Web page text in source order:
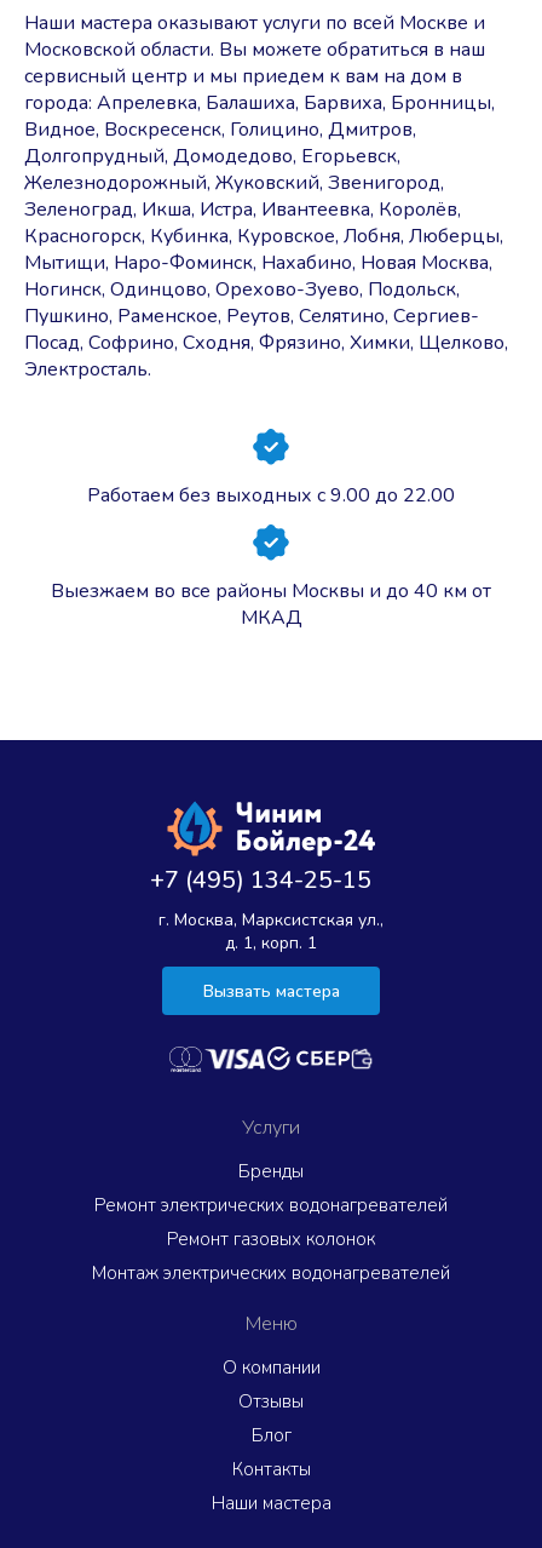
Наши мастера оказывают услуги по всей Москве и
Московской области. Вы можете обратиться в наш
сервисный центр и мы приедем к вам на дом в
города: Апрелевка, Балашиха, Барвиха, Бронницы,
Видное, Воскресенск, Голицино, Дмитров,
Долгопрудный, Домодедово, Егорьевск,
Железнодорожный, Жуковский, Звенигород,
Зеленоград, Икша, Истра, Ивантеевка, Королёв,
Красногорск, Кубинка, Куровское, Лобня, Люберцы,
Мытищи, Наро-Фоминск, Нахабино, Новая Москва,
Ногинск, Одинцово, Орехово-Зуево, Подольск,
Пушкино, Раменское, Реутов, Селятино, Сергиев-
Посад, Софрино, Сходня, Фрязино, Химки, Щелково,
Электросталь.
Работаем без выходных с 9.00 до 22.00
Выезжаем во все районы Москвы и до 40 км от
МКАД
Вызвать мастера
+7 (495) 134-25-15
г. Москва, Марксистская ул.,
д. 1, корп. 1
Меню
О компании
Отзывы
Блог
Контакты
Наши мастера
Услуги
Бренды
Ремонт электрических водонагревателей
Ремонт газовых колонок
Монтаж электрических водонагревателей